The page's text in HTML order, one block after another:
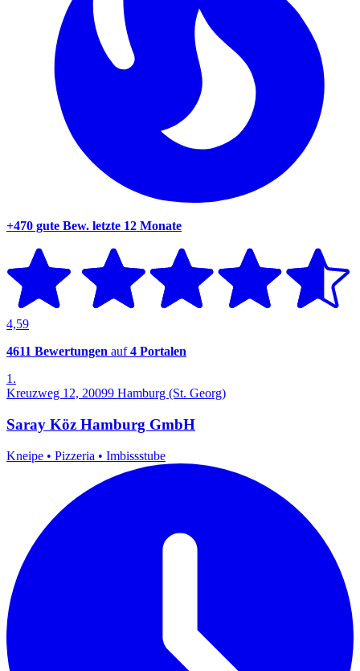
+470 gute Bew. letzte 12 Monate
4,59
4611 Bewertungen auf4 Portalen
1.
Kreuzweg 12, 20099 Hamburg (St. Georg)
Saray Köz Hamburg GmbH
Kneipe • Pizzeria • Imbissstube